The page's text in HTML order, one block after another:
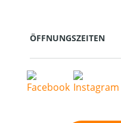
ÖFFNUNGSZEITEN